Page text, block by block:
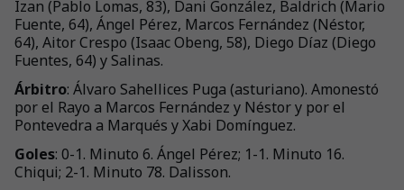
Izan (Pablo Lomas, 83), Dani González, Baldrich (Mario
Fuente, 64), Ángel Pérez, Marcos Fernández (Néstor,
64), Aitor Crespo (Isaac Obeng, 58), Diego Díaz (Diego
Fuentes, 64) y Salinas.
Árbitro: Álvaro Sahellices Puga (asturiano). Amonestó
por el Rayo a Marcos Fernández y Néstor y por el
Pontevedra a Marqués y Xabi Domínguez.
Goles: 0-1. Minuto 6. Ángel Pérez; 1-1. Minuto 16.
Chiqui; 2-1. Minuto 78. Dalisson.